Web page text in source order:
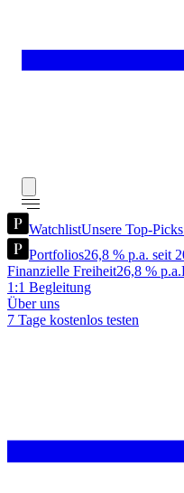
WatchlistUnsere Top-
Portfolios26,8 % p.a. seit
Finanzielle Freiheit26,8 % p.a.
1:1 Begleitung
Über uns
7 Tage kostenlos testen